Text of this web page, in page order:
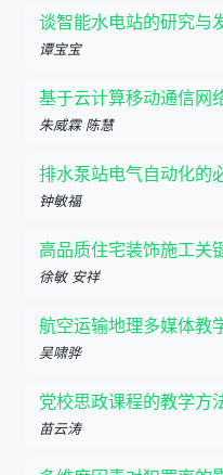
谈智能水电站的研究与
谭宝宝
基于云计算移动通信网
朱威霖 陈慧
排水泵站电气自动化的
钟敏福
高品质住宅装饰施工关
徐敏 安祥
航空运输地理多媒体教
吴啸骅
党校思政课程的教学方
苗云涛